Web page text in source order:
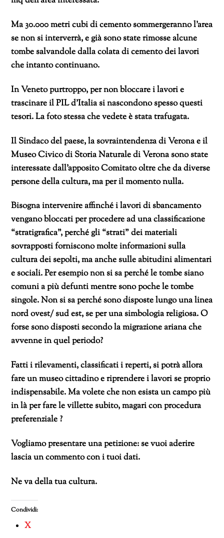
Ma 30.000 metri cubi di cemento sommergeranno l’area
se non si interverrà, e già sono state rimosse alcune
tombe salvandole dalla colata di cemento dei lavori
che intanto continuano.
In Veneto purtroppo, per non bloccare i lavori e
trascinare il PIL d’Italia si nascondono spesso questi
tesori. La foto stessa che vedete è stata trafugata.
Il Sindaco del paese, la sovraintendenza di Verona e il
Museo Civico di Storia Naturale di Verona sono state
interessate dall’apposito Comitato oltre che da diverse
persone della cultura, ma per il momento nulla.
Bisogna intervenire affinché i lavori di sbancamento
vengano bloccati per procedere ad una classificazione
“stratigrafica”, perché gli “strati” dei materiali
sovrapposti forniscono molte informazioni sulla
cultura dei sepolti, ma anche sulle abitudini alimentari
e sociali. Per esempio non si sa perché le tombe siano
comuni a più defunti mentre sono poche le tombe
singole. Non si sa perché sono disposte lungo una linea
nord ovest/ sud est, se per una simbologia religiosa. O
forse sono disposti secondo la migrazione ariana che
avvenne in quel periodo?
Fatti i rilevamenti, classificati i reperti, si potrà allora
fare un museo cittadino e riprendere i lavori se proprio
indispensabile. Ma volete che non esista un campo più
in là per fare le villette subito, magari con procedura
preferenziale ?
Vogliamo presentare una petizione: se vuoi aderire
lascia un commento con i tuoi dati.
Ne va della tua cultura.
Condividi:
X